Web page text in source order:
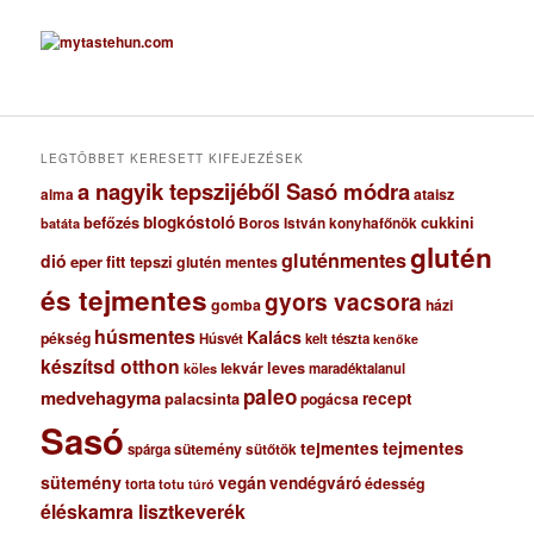
c
h
u
LEGTÖBBET KERESETT KIFEJEZÉSEK
almaa nagyik tepszijéből Sasó módraataisz
batáta befőzésblogkóstoló Boros István konyhafőnökcukkini
dió eperfitt tepszi glutén mentesgluténmentesglutén
és tejmentes gombagyors vacsora házi
pékség húsmentesHúsvét Kalácskelt tészta kenőke
készítsd otthon köles lekvárlevesmaradéktalanul
medvehagymapalacsinta paleopogácsa recept
Sasó spárgasüteménysütőtöktejmentestejmentes
süteménytorta totu túró vegánvendégváróédesség
éléskamra lisztkeverék